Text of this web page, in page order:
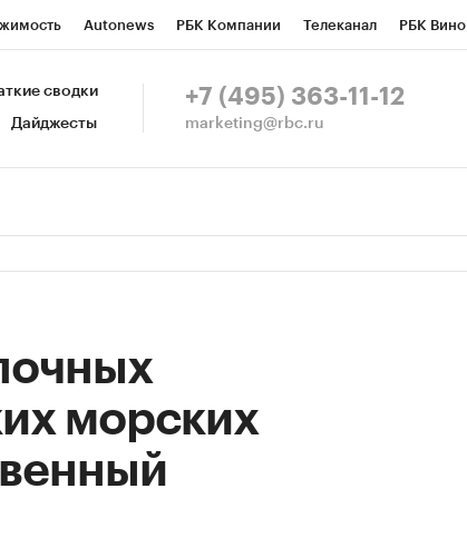
Autonews РБК Компании Телеканал РБК Вино
СПб Конференции СПб Спецпроекты
сводки
Дайджесты
+7 (495) 363-11-12
marketing@rbc.ru
морских